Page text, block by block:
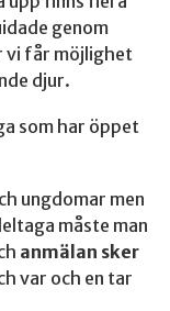
genom
vi får möjlighet
djur.
som har öppet
ungdomar men
måste man
anmälan sker
var och en tar